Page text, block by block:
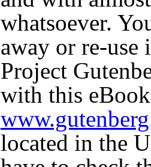
whatsoever.
away or re-use
Project
with this
located in the